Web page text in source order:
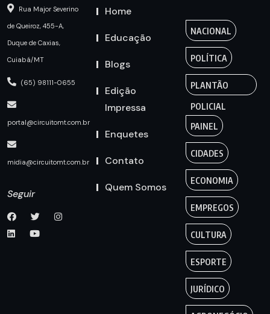
Rua Major Severino
de Queiroz, 455-A,
Duque de Caxias,
Cuiabá/MT
(65) 98111-0655
portal@circuitomt.com.br
midia@circuitomt.com.br
Seguir
Home
Educação
Blogs
Edição
Impressa
Enquetes
Contato
Quem Somos
NACIONAL
POLÍTICA
PLANTÃO
POLICIAL
PAINEL
CIDADES
ECONOMIA
EMPREGOS
CULTURA
ESPORTE
JURÍDICO